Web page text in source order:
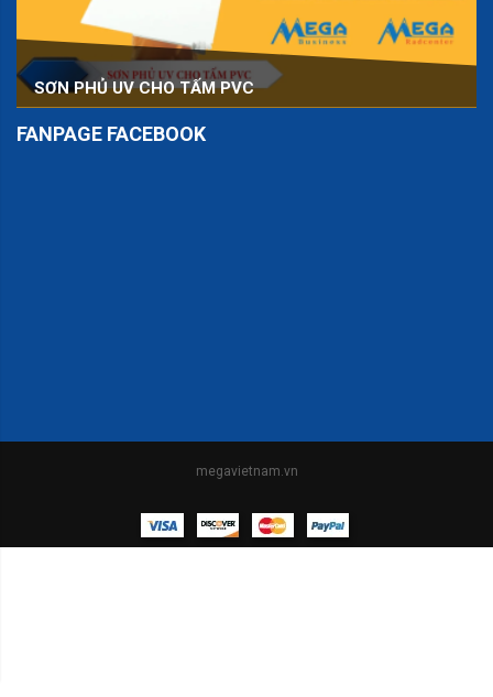
SƠN PHỦ UV CHO TẤM PVC
FANPAGE FACEBOOK
megavietnam.vn